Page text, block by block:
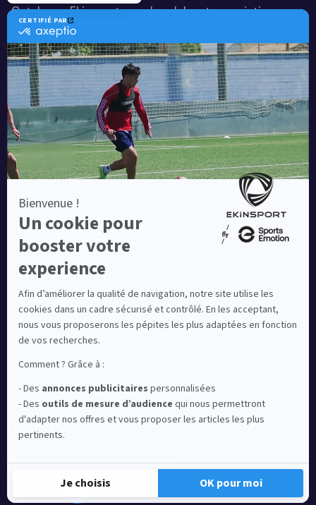
Catalogue Ekinsport pour les clubs et associations
Catalogue running Ekinsport
Blog
Une société de :
Equipementier sportif leader en France depuis plus de
10 ans, Ekinsport a été distingué par la rédaction de
Capital dans son classement des « Meilleurs sites de
commerce en ligne 2024 », catégorie Sportswear.
En savoir plus
© EKINSPORT 2026
Conditions Générales de Vente
Paramètres de cookies